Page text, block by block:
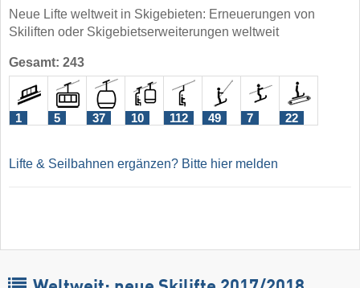
Neue Lifte weltweit in Skigebieten: Erneuerungen von
Skiliften oder Skigebietserweiterungen weltweit
Gesamt: 243
1 5 37 10 112 49 7 22
Lifte & Seilbahnen ergänzen? Bitte hier melden